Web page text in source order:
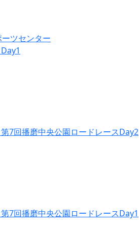
ツセンター
7回播磨中央公園ロードレースDay2
7回播磨中央公園ロードレースDay1